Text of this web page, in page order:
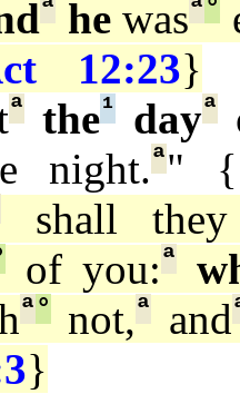
ª hewasª°
12:23}
ª the¹ dayª
night.ª" {
shall
of you:ª
ª° not,ª and
}